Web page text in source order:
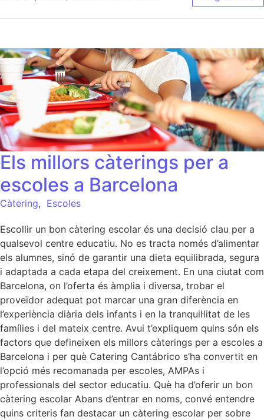
Els millors càterings per a
escoles a Barcelona
Càtering, Escoles
Escollir un bon càtering escolar és una decisió clau per a
qualsevol centre educatiu. No es tracta només d’alimentar
els alumnes, sinó de garantir una dieta equilibrada, segura
i adaptada a cada etapa del creixement. En una ciutat com
Barcelona, on l’oferta és àmplia i diversa, trobar el
proveïdor adequat pot marcar una gran diferència en
l’experiència diària dels infants i en la tranquil·litat de les
famílies i del mateix centre. Avui t’expliquem quins són els
factors que defineixen els millors càterings per a escoles a
Barcelona i per què Catering Cantábrico s’ha convertit en
l’opció més recomanada per escoles, AMPAs i
professionals del sector educatiu. Què ha d’oferir un bon
càtering escolar Abans d’entrar en noms, convé entendre
quins criteris fan destacar un càtering escolar per sobre